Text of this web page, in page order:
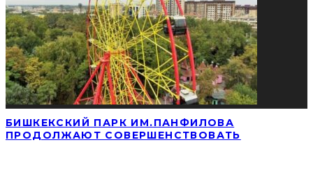
БИШКЕКСКИЙ ПАРК ИМ.ПАНФИЛОВА
ПРОДОЛЖАЮТ СОВЕРШЕНСТВОВАТЬ